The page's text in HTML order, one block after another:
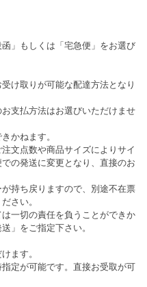
」もしくは「宅急便」をお選び
け取りが可能な配達方法となり
支払方法はお選びいただけませ
かねます。
文点数や商品サイズによりサイ
の発送に変更となり、直接のお
持ち戻りますので、別途不在票
さい。
一切の責任を負うことができか
」をご指定下さい。
ます。
定が可能です。直接お受取が可